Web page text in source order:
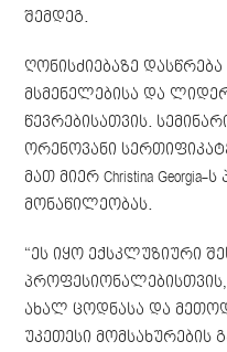
შემდეგ.
ღონისძიებაზე
მსმენელებისა და
წევრებისათვის.
ორენოვანი
მათ მიერ Christina
მონაწილეობას.
“ეს იყო ექსკლუზიური
ახალ ცოდნასა და
უკეთესი მომსახურების